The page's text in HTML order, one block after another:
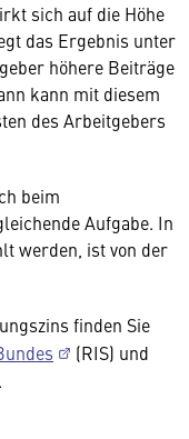
sich auf die Höhe
das Ergebnis unter
höhere Beiträge
kann mit diesem
des Arbeitgebers
beim
Aufgabe. In
werden, ist von der
finden Sie
(RIS) und